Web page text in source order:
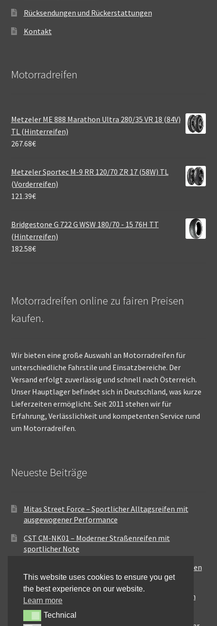
Rücksendungen und Rückerstattungen
Kontakt
Motorradreifen
Metzeler ME 888 Marathon Ultra 280/35 VR 18 (84V)
TL (Hinterreifen)
267.68€
Metzeler Sportec M-9 RR 120/70 ZR 17 (58W) TL
(Vorderreifen)
121.39€
Bridgestone G 722 G WSW 180/70 - 15 76H TT
(Hinterreifen)
182.58€
Motorradreifen online zu fairen Preisen
kaufen.
Wir bieten eine große Auswahl an Motorradreifen für
unterschiedliche Fahrstile und Einsatzbereiche. Der
Versand erfolgt zuverlässig und schnell nach Österreich.
Unser Hauptlager befindet sich in Deutschland, was kurze
Lieferzeiten ermöglicht. Seit 2011 stehen wir für
Erfahrung, Verlässlichkeit und kompetenten Service rund
um Motorradreifen.
Neueste Beiträge
Mitas Street Force – Sportlicher Alltagsreifen mit
ausgewogener Performance
CST CM-NK01 – Moderner Straßenreifen mit
sportlicher Note
Maxxis MA-ST3 – Ausgewogener Sport-Touring-Reifen
für vielseitige Einsätze
Pirelli City Demon – Zuverlässigkeit für den urbanen
Alltag
This website uses cookies to ensure you get
the best experience on our website.
Learn more
TechnicalTechnical